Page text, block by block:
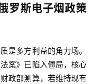
罗斯电子烟政策
是多方利益的角力场。
案》已陷入僵局，核心
政部测算，若维持现有